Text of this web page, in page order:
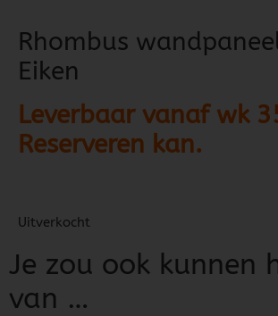
Rhombus
Eiken
Leverbaar vanaf wk
Reserveren kan.
Uitverkocht
Je zou ook kunnen
van …